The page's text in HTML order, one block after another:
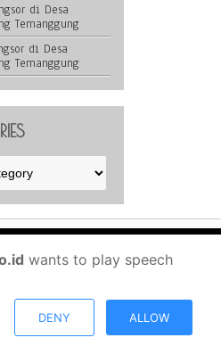
di Desa
Temanggung
di Desa
Temanggung
wants to play speech
DENY ALLOW